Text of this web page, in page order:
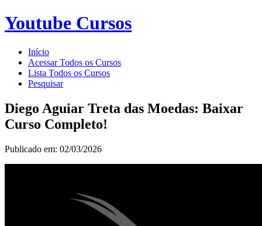
Youtube Cursos
Início
Acessar Todos os Cursos
Lista Todos os Cursos
Pesquisar
Diego Aguiar Treta das Moedas: Baixar
Curso Completo!
Publicado em: 02/03/2026